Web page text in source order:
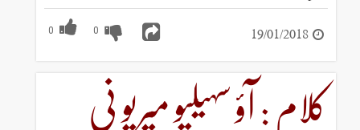
0 0 19/01/2018
کلام : آؤ سہیلیو میریو نی